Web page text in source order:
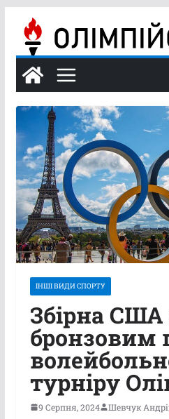
вмісту
ІНШІ ВИДИ СПОРТУ
Збірна США
бронзовим
турніру
9 Серпня, 2024 Шевчук